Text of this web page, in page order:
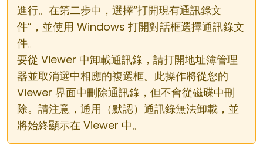
進行。在第二步中，選擇“打開現有通訊錄文
件”，並使用 Windows 打開對話框選擇通訊錄文
件。
要從 Viewer 中卸載通訊錄，請打開地址簿管理
器並取消選中相應的複選框。此操作將從您的
Viewer 界面中刪除通訊錄，但不會從磁碟中刪
除。請注意，通用（默認）通訊錄無法卸載，並
將始終顯示在 Viewer 中。